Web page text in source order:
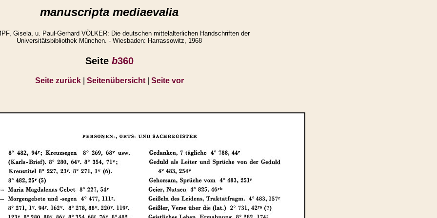
manuscripta mediaevalia
Gisela, u. Paul-Gerhard VÖLKER: Die deutschen mittelalterlichen Handschriften der
Universitätsbibliothek München. - Wiesbaden: Harrassowitz, 1968
Seite b360
Seite zurück| Seitenübersicht| Seite vor